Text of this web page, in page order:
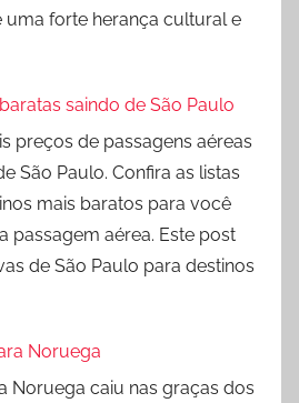
uma forte herança cultural e
saindo de São Paulo
preços de passagens aéreas
São Paulo. Confira as listas
mais baratos para você
passagem aérea. Este post
de São Paulo para destinos
Noruega
Noruega caiu nas graças dos